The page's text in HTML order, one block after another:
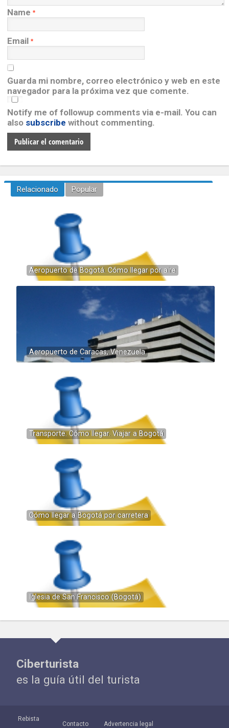
Name *
Email *
Guarda mi nombre, correo electrónico y web en este
navegador para la próxima vez que comente.
Notify me of followup comments via e-mail. You can
also subscribe without commenting.
Relacionado Popular
Aeropuerto de Bogotá. Cómo llegar por aire
Aeropuerto de Caracas, Venezuela
Transporte. Cómo llegar. Viajar a Bogotá
Cómo llegar a Bogotá por carretera
Iglesia de San Francisco (Bogotá)
Ciberturista
es la guía útil del turista
Rebista
Contacto Advertencia legal